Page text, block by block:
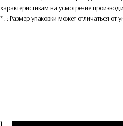
характеристикам на усмотрение
*.-: Размер упаковки может отличаться от